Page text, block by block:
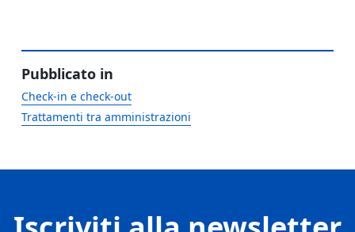
Pubblicato in
Check-in e check-out
Trattamenti tra amministrazioni